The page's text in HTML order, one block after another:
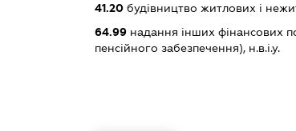
41.20будівництво житлових і
64.99надання інших фінансових
пенсійного забезпечення), н.в.і.у.